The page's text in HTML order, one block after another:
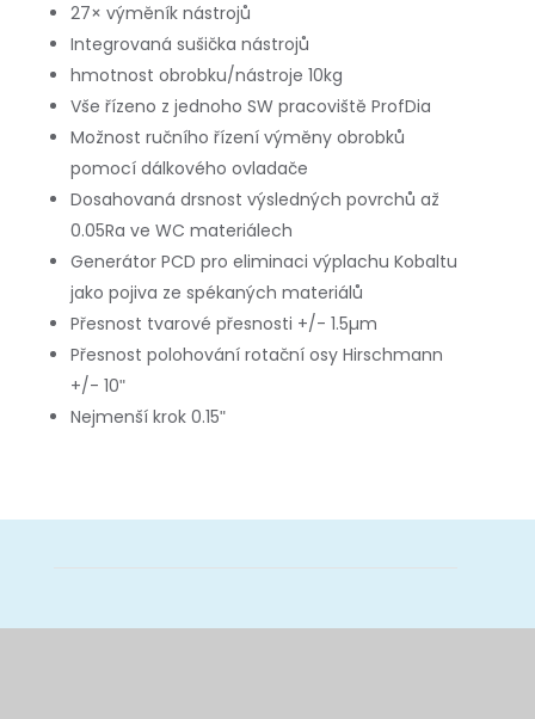
27× výměník nástrojů
Integrovaná sušička nástrojů
hmotnost obrobku/nástroje 10kg
Vše řízeno z jednoho SW pracoviště ProfDia
Možnost ručního řízení výměny obrobků
pomocí dálkového ovladače
Dosahovaná drsnost výsledných povrchů až
0.05Ra ve WC materiálech
Generátor PCD pro eliminaci výplachu Kobaltu
jako pojiva ze spékaných materiálů
Přesnost tvarové přesnosti +/- 1.5µm
Přesnost polohování rotační osy Hirschmann
+/- 10ʺ
Nejmenší krok 0.15ʺ